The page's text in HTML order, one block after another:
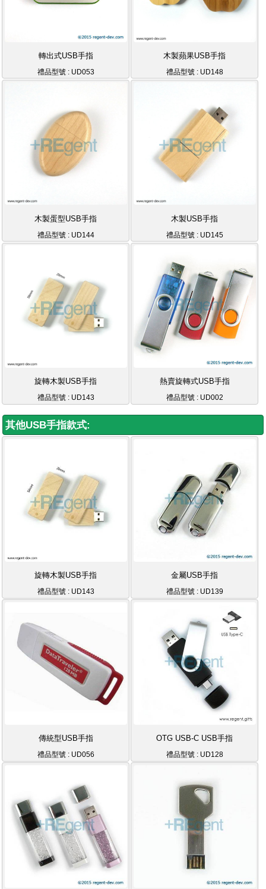
轉出式USB手指
禮品型號 : UD053
木製蘋果USB手指
禮品型號 : UD148
木製蛋型USB手指
禮品型號 : UD144
木製USB手指
禮品型號 : UD145
旋轉木製USB手指
禮品型號 : UD143
熱賣旋轉式USB手指
禮品型號 : UD002
其他USB手指款式:
旋轉木製USB手指
禮品型號 : UD143
金屬USB手指
禮品型號 : UD139
傳統型USB手指
禮品型號 : UD056
OTG USB-C USB手指
禮品型號 : UD128